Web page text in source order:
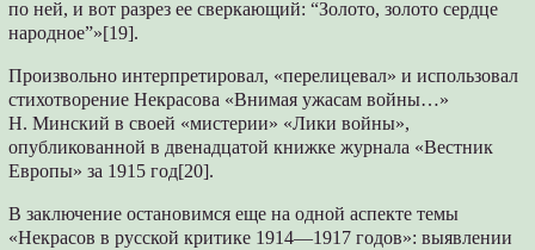
по ней, и вот разрез ее сверкающий: “Золото, золото сердце
народное”»[19].
Произвольно интерпретировал, «перелицевал» и использовал
стихотворение Некрасова «Внимая ужасам войны…»
Н. Минский в своей «мистерии» «Лики войны»,
опубликованной в двенадцатой книжке журнала «Вестник
Европы» за 1915 год[20].
В заключение остановимся еще на одной аспекте темы
«Некрасов в русской критике 1914—1917 годов»: выявлении